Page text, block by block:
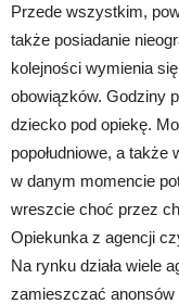
Przede wszystkim,
także posiadanie
kolejności wymienia
obowiązków. Godziny
dziecko pod opiekę.
popołudniowe, a
w danym momencie
wreszcie choć przez
Opiekunka z agencji
Na rynku działa wiele
zamieszczać